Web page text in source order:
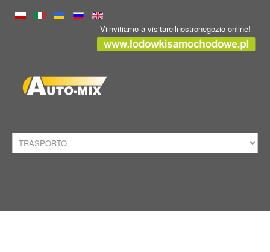
Viinvitiamo a visitareilnostronegozio online!